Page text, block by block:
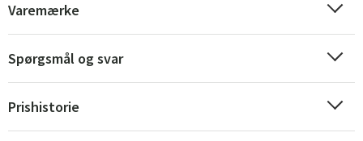
Varemærke
Spørgsmål og svar
Prishistorie